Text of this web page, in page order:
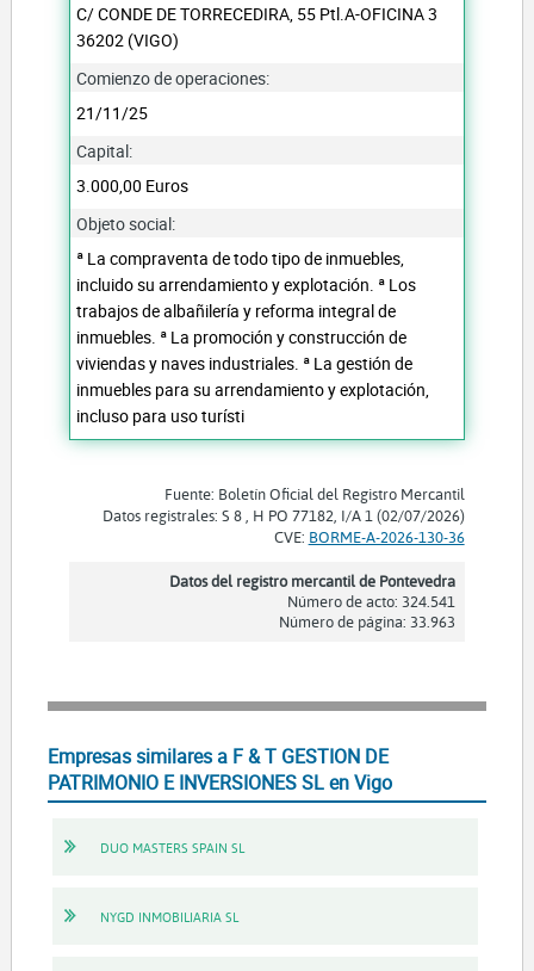
C/ CONDE DE TORRECEDIRA, 55 Ptl.A-OFICINA 3
36202 (VIGO)
Comienzo de operaciones:
21/11/25
Capital:
3.000,00 Euros
Objeto social:
ª La compraventa de todo tipo de inmuebles,
incluido su arrendamiento y explotación. ª Los
trabajos de albañilería y reforma integral de
inmuebles. ª La promoción y construcción de
viviendas y naves industriales. ª La gestión de
inmuebles para su arrendamiento y explotación,
incluso para uso turísti
Fuente: Boletín Oficial del Registro Mercantil
Datos registrales: S 8 , H PO 77182, I/A 1 (02/07/2026)
CVE: BORME-A-2026-130-36
Datos del registro mercantil de Pontevedra
Número de acto: 324.541
Número de página: 33.963
Empresas similares a F & T GESTION DE
PATRIMONIO E INVERSIONES SL en Vigo
DUO MASTERS SPAIN SL
NYGD INMOBILIARIA SL